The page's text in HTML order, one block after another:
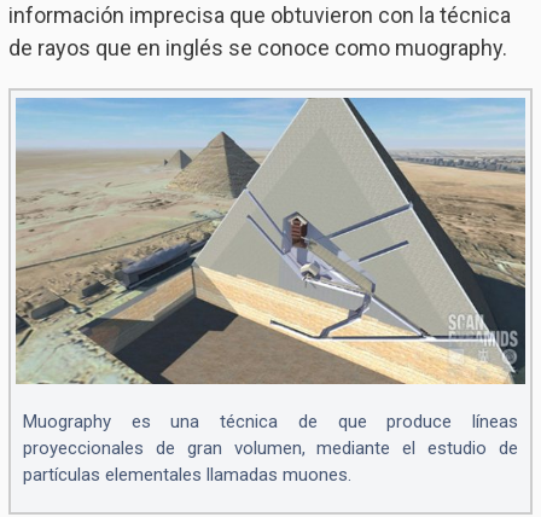
información imprecisa que obtuvieron con la técnica
de rayos que en inglés se conoce como muography.
Muography es una técnica de que produce líneas
proyeccionales de gran volumen, mediante el estudio de
partículas elementales llamadas muones.